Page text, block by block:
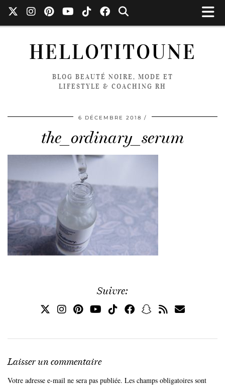
HELLOTITOUNE
BLOG BEAUTÉ NOIRE, MODE ET
LIFESTYLE & COACHING RH
6 DÉCEMBRE 2018
the_ordinary_serum
Suivre:
Laisser un commentaire
Votre adresse e-mail ne sera pas publiée. Les champs obligatoires sont